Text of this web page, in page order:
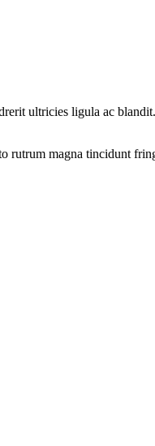
ultricies ligula ac blandit.
rutrum magna tincidunt